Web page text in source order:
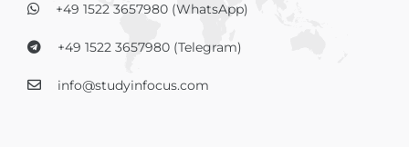
+49 1522 3657980 (WhatsApp)
+49 1522 3657980 (Telegram)
info@studyinfocus.com